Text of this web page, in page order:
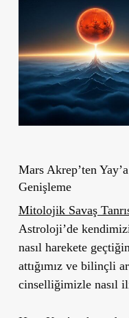
Mars Akrep’ten
Genişleme
Mitolojik Savaş
Astroloji’de
nasıl harekete
attığımız ve bilinçli
cinselliğimizle nasıl